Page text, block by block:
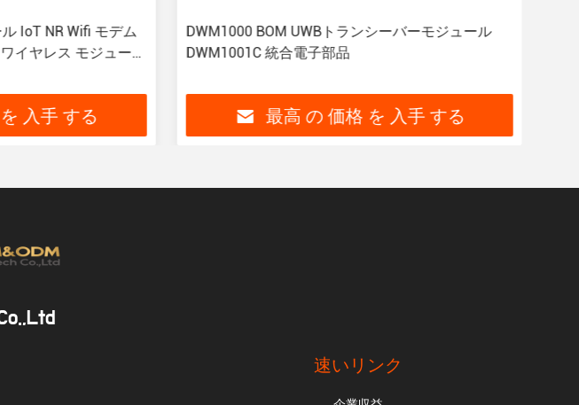
IoT NR Wifi モデム
イヤレス モジュール
入手 する
DWM1000 BOM UWBトランシーバーモジュール
DWM1001C 統合電子部品
最高 の 価格 を 入手 する
速いリンク